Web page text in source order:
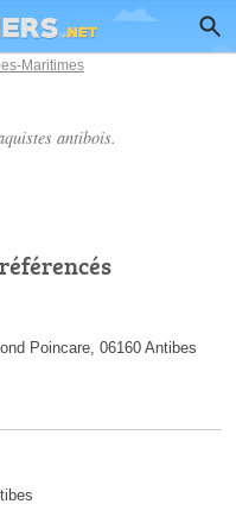
Maritimes
antibois.
Poincare, 06160 Antibes